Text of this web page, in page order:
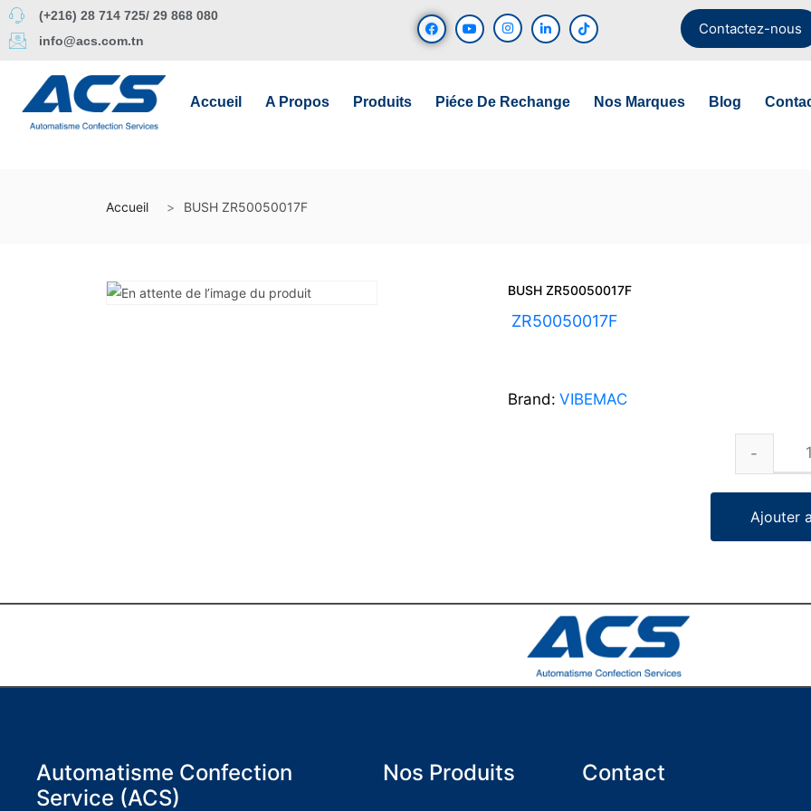
(+216) 28 714 725/ 29 868 080
info@acs.com.tn
Contactez-nous
Accueil A Propos Produits Piéce De Rechange Nos Marques Blog
Accueil BUSH ZR50050017F
BUSH ZR50050017F
ZR50050017F
Brand: VIBEMAC
Ajouter
Automatisme Confection
Service (ACS)
Nos Produits Contact